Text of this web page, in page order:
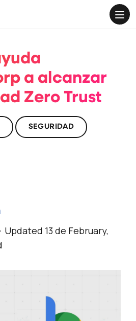
a alcanzar
Zero Trust
SEGURIDAD
Updated 13 de February,